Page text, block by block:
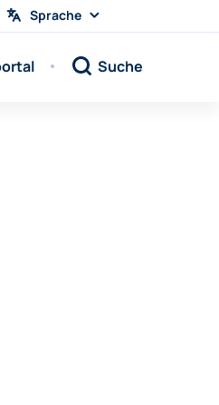
Sprache
Sprache
Suche